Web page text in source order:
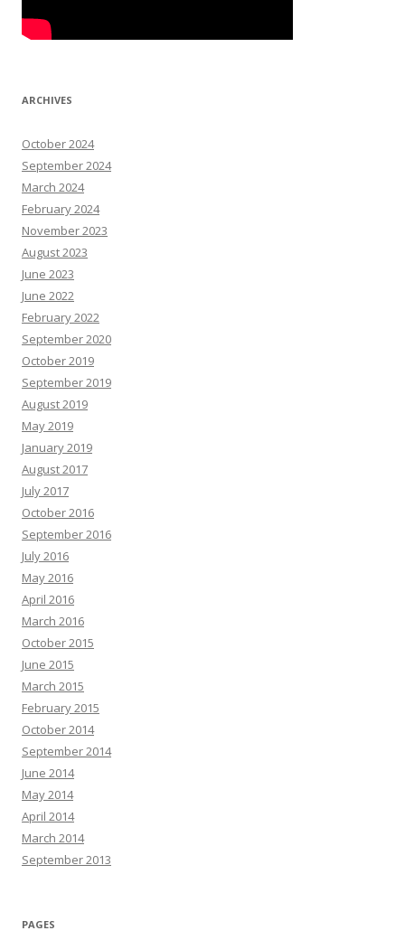
ARCHIVES
October 2024
September 2024
March 2024
February 2024
November 2023
August 2023
June 2023
June 2022
February 2022
September 2020
October 2019
September 2019
August 2019
May 2019
January 2019
August 2017
July 2017
October 2016
September 2016
July 2016
May 2016
April 2016
March 2016
October 2015
June 2015
March 2015
February 2015
October 2014
September 2014
June 2014
May 2014
April 2014
March 2014
September 2013
PAGES